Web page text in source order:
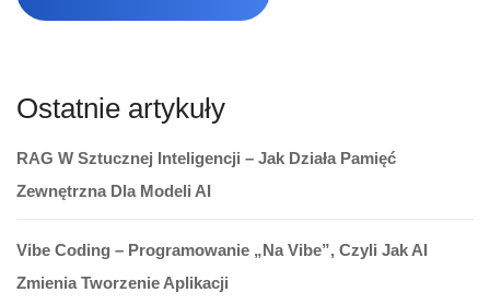
Ostatnie artykuły
RAG W Sztucznej Inteligencji – Jak Działa Pamięć
Zewnętrzna Dla Modeli AI
Vibe Coding – Programowanie „na Vibe”, Czyli Jak AI
Zmienia Tworzenie Aplikacji